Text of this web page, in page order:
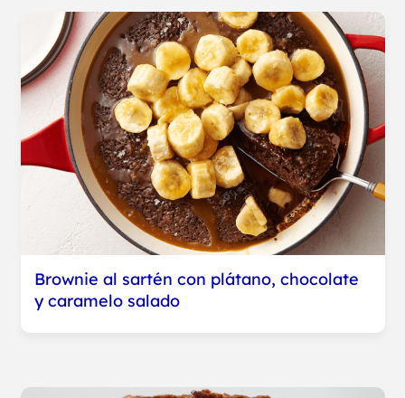
Brownie al sartén con plátano, chocolate
y caramelo salado